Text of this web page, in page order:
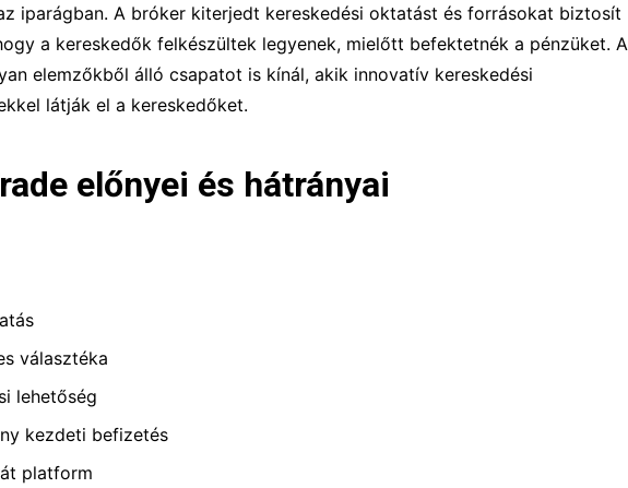
iparágban. A bróker kiterjedt kereskedési oktatást és forrásokat biztosít
a kereskedők felkészültek legyenek, mielőtt befektetnék a pénzüket. A
elemzőkből álló csapatot is kínál, akik innovatív kereskedési
látják el a kereskedőket.
előnyei és hátrányai
választéka
lehetőség
kezdeti befizetés
platform